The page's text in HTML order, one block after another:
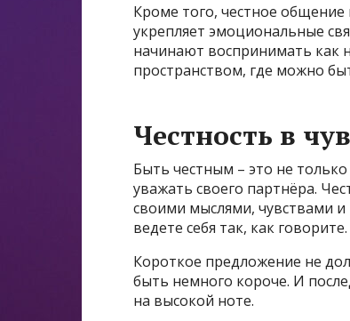
Кроме того, честное общение
укрепляет эмоциональные
начинают воспринимать как
пространством, где можно
Честность в
Быть честным – это не
уважать своего партнёра.
своими мыслями, чувствами и
ведете себя так, как
Короткое предложение не
быть немного короче. И
на высокой ноте.